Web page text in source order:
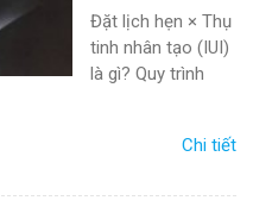
Đặt lịch hẹn × Thụ
tinh nhân tạo (IUI)
là gì? Quy trình
Chi tiết